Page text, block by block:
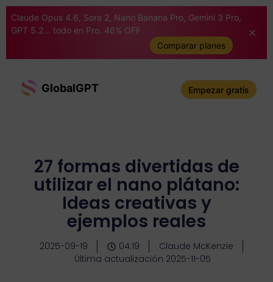
Claude Opus 4.6, Sora 2, Nano Banana Pro, Gemini 3 Pro,
GPT 5.2... todo en Pro. 46% OFF
Comparar planes
GlobalGPT Empezar gratis
27 formas divertidas de
utilizar el nano plátano:
Ideas creativas y
ejemplos reales
2025-09-19 04:19
Claude McKenzie
Última actualización 2025-11-05